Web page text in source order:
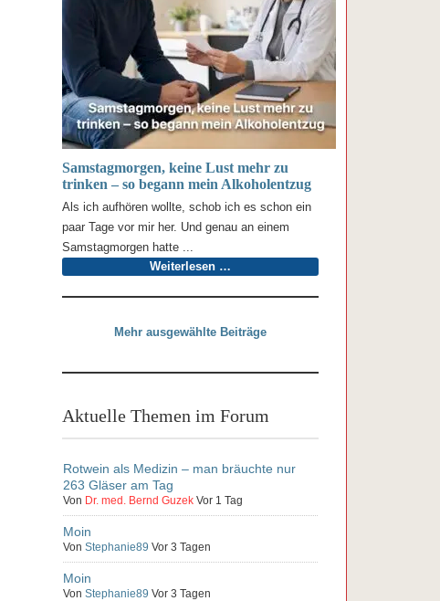
Samstagmorgen, keine Lust mehr zu
trinken – so begann mein Alkoholentzug
Als ich aufhören wollte, schob ich es schon ein
paar Tage vor mir her. Und genau an einem
Samstagmorgen hatte ...
Weiterlesen …
Mehr ausgewählte Beiträge
Aktuelle Themen im Forum
Rotwein als Medizin – man bräuchte nur
263 Gläser am Tag
Von Dr. med. Bernd Guzek Vor 1 Tag
Moin
Von Stephanie89 Vor 3 Tagen
Moin
Von Stephanie89 Vor 3 Tagen